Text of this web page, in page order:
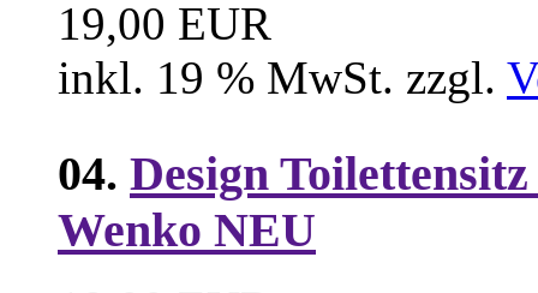
19,00 EUR
inkl. 19 % MwSt. zzgl.
04. Design
Wenko NEU